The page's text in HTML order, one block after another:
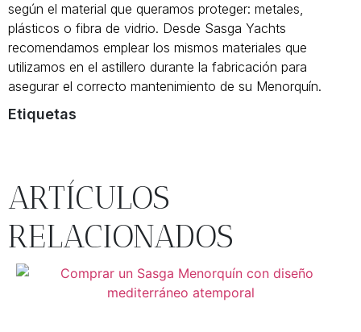
según el material que queramos proteger: metales,
plásticos o fibra de vidrio. Desde Sasga Yachts
recomendamos emplear los mismos materiales que
utilizamos en el astillero durante la fabricación para
asegurar el correcto mantenimiento de su Menorquín.
Etiquetas
ARTÍCULOS
RELACIONADOS